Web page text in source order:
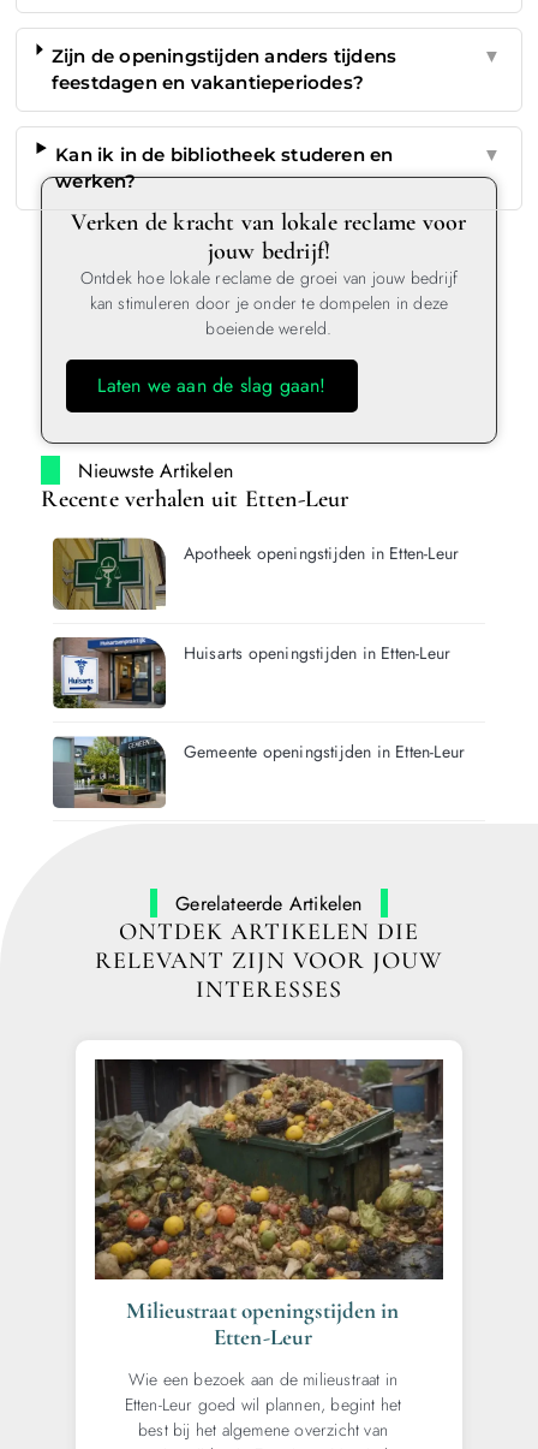
Zijn de openingstijden anders tijdens
feestdagen en vakantieperiodes?
▼
Kan ik in de bibliotheek studeren en
werken?
▼
Verken de kracht van lokale reclame voor
jouw bedrijf!
Ontdek hoe lokale reclame de groei van jouw bedrijf
kan stimuleren door je onder te dompelen in deze
boeiende wereld.
Laten we aan de slag gaan!
Nieuwste Artikelen
Recente verhalen uit Etten-Leur
Apotheek openingstijden in Etten-Leur
Huisarts openingstijden in Etten-Leur
Gemeente openingstijden in Etten-Leur
Gerelateerde Artikelen
ONTDEK ARTIKELEN DIE
RELEVANT ZIJN VOOR JOUW
INTERESSES
Milieustraat openingstijden in
Etten-Leur
Wie een bezoek aan de milieustraat in
Etten-Leur goed wil plannen, begint het
best bij het algemene overzicht van